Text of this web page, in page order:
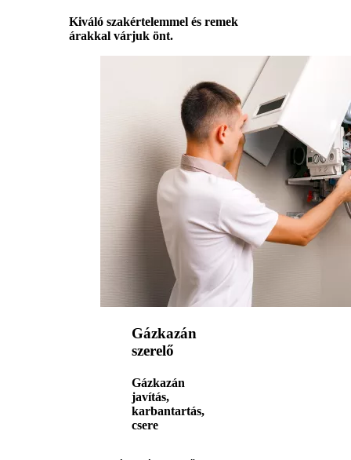
Kiváló szakértelemmel és remek
árakkal várjuk önt.
Gázkazán
szerelő
Gázkazán
javítás,
karbantartás,
csere